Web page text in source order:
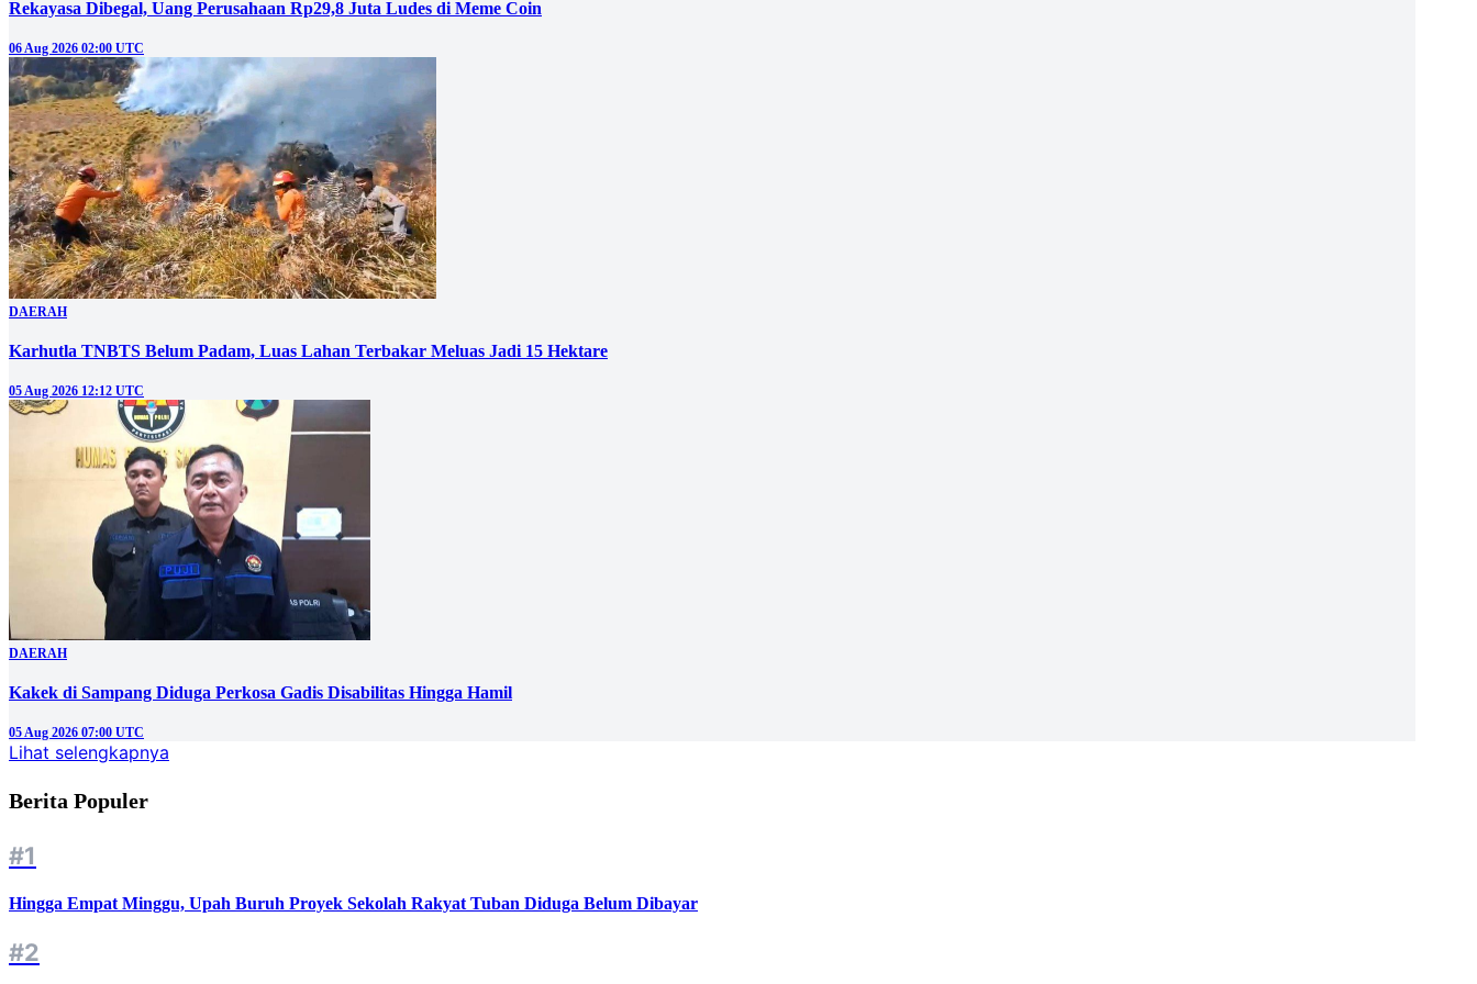
Rekayasa Dibegal, Uang Perusahaan Rp29,8 Juta Ludes di Meme Coin
06 Aug 2026 02:00 UTC
DAERAH
Karhutla TNBTS Belum Padam, Luas Lahan Terbakar Meluas Jadi 15 Hektare
05 Aug 2026 12:12 UTC
DAERAH
Kakek di Sampang Diduga Perkosa Gadis Disabilitas Hingga Hamil
05 Aug 2026 07:00 UTC
Lihat selengkapnya
Berita Populer
#1
Hingga Empat Minggu, Upah Buruh Proyek Sekolah Rakyat Tuban Diduga Belum Dibayar
#2